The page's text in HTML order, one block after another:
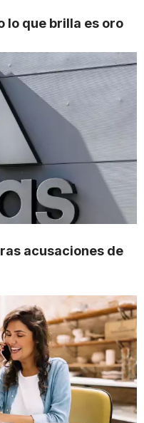
lo que brilla es oro
acusaciones de